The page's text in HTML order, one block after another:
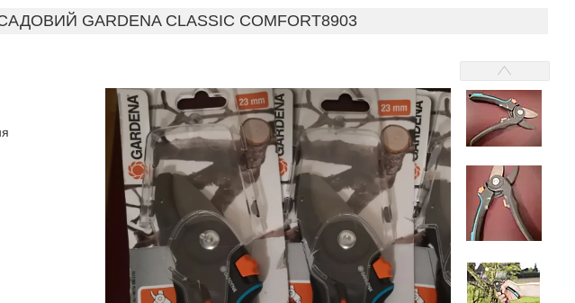
GARDENA CLASSIC COMFORT8903